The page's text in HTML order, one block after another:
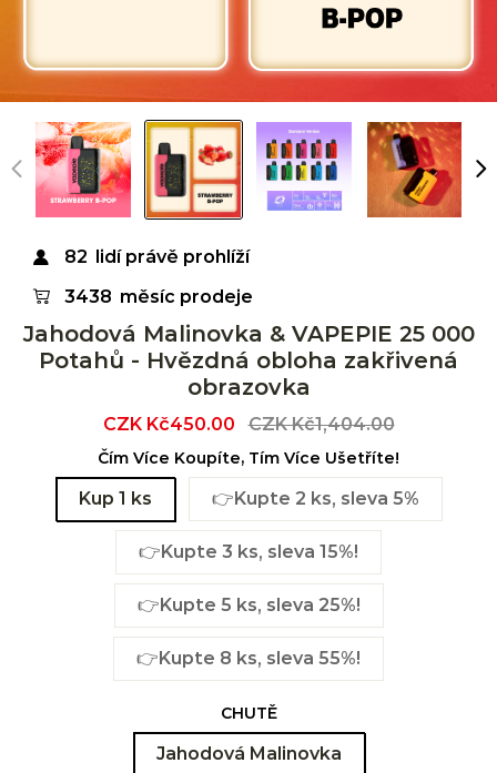
82 lidí právě prohlíží
3438 měsíc prodeje
Jahodová Malinovka & VAPEPIE 25 000
Potahů - Hvězdná obloha zakřivená
obrazovka
Sale
CZK Kč450.00
Regular
CZK Kč1,404.00
Čím Více Koupíte, Tím Více Ušetříte!
Kup 1 ks 👉Kupte 2 ks, sleva 5%
👉Kupte 3 ks, sleva 15%!
👉Kupte 5 ks, sleva 25%!
👉Kupte 8 ks, sleva 55%!
CHUTĚ
Jahodová Malinovka